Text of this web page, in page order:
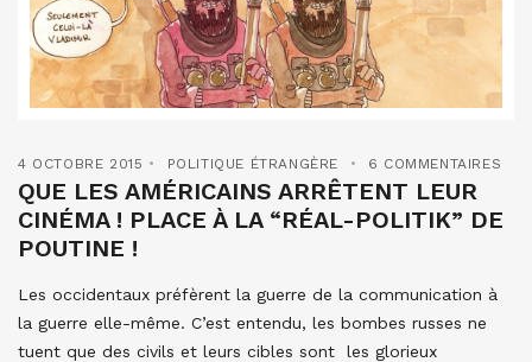
4 OCTOBRE 2015 POLITIQUE ÉTRANGÈRE 6 COMMENTAIRES
QUE LES AMÉRICAINS ARRÊTENT LEUR
CINÉMA ! PLACE À LA “RÉAL-POLITIK” DE
POUTINE !
Les occidentaux préfèrent la guerre de la communication à
la guerre elle-même. C’est entendu, les bombes russes ne
tuent que des civils et leurs cibles sont les glorieux